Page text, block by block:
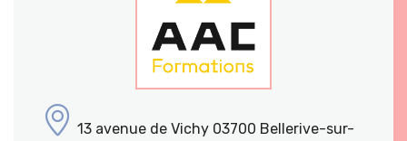
13 avenue de Vichy 03700 Bellerive-sur-